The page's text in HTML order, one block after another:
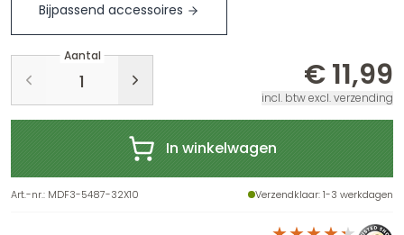
Bijpassend accessoires
Aantal
€ 11,99
incl. btw excl. verzending
In winkelwagen
Art.-nr.: MDF3-5487-32X10 Verzendklaar: 1-3 werkdagen